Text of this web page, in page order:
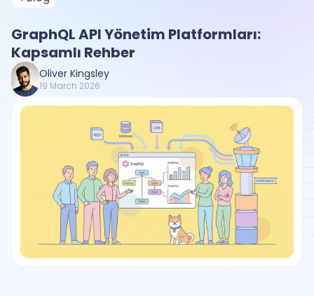
GraphQL API Yönetim Platformları:
Kapsamlı Rehber
Oliver Kingsley
19 March 2026